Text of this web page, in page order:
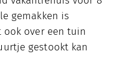
gemakken is
ook over een tuin
gestookt kan